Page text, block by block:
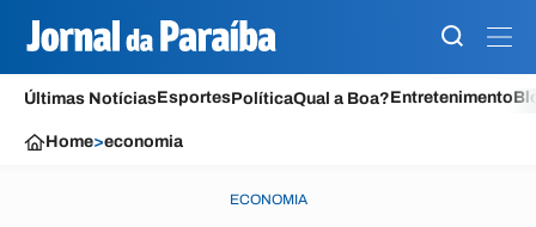
Últimas NotíciasEsportesPolíticaQual a Boa?Entretenimento
Home>economia
ECONOMIA